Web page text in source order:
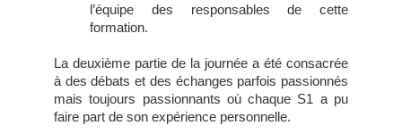
l’équipe des responsables de cette
formation.
La deuxième partie de la journée a été consacrée
à des débats et des échanges parfois passionnés
mais toujours passionnants où chaque S1 a pu
faire part de son expérience personnelle.